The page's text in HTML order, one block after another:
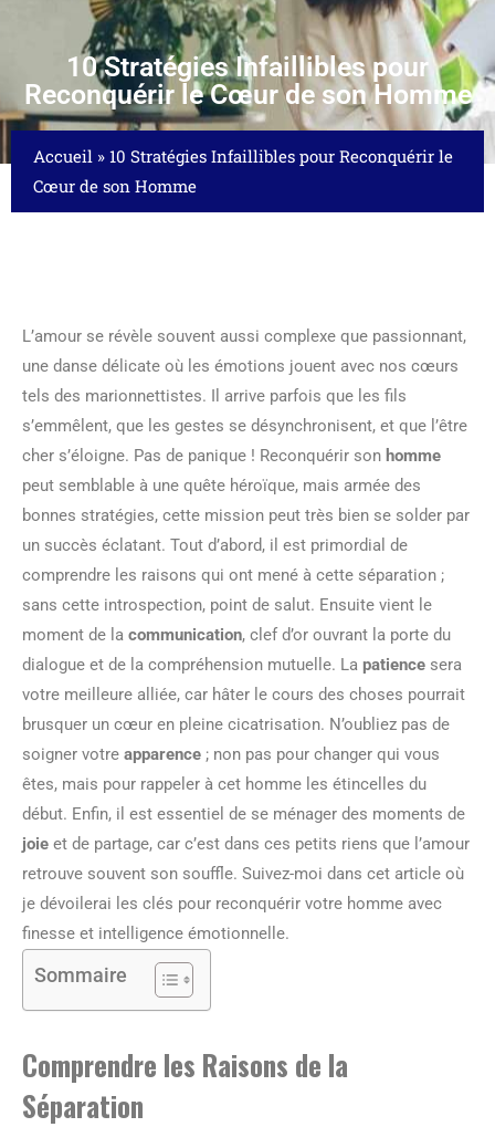
10 Stratégies Infaillibles pour
Reconquérir le Cœur de son Homme
Accueil » 10 Stratégies Infaillibles pour Reconquérir le
Cœur de son Homme
L’amour se révèle souvent aussi complexe que passionnant,
une danse délicate où les émotions jouent avec nos cœurs
tels des marionnettistes. Il arrive parfois que les fils
s’emmêlent, que les gestes se désynchronisent, et que l’être
cher s’éloigne. Pas de panique ! Reconquérir son homme
peut semblable à une quête héroïque, mais armée des
bonnes stratégies, cette mission peut très bien se solder par
un succès éclatant. Tout d’abord, il est primordial de
comprendre les raisons qui ont mené à cette séparation ;
sans cette introspection, point de salut. Ensuite vient le
moment de la communication, clef d’or ouvrant la porte du
dialogue et de la compréhension mutuelle. La patience sera
votre meilleure alliée, car hâter le cours des choses pourrait
brusquer un cœur en pleine cicatrisation. N’oubliez pas de
soigner votre apparence ; non pas pour changer qui vous
êtes, mais pour rappeler à cet homme les étincelles du
début. Enfin, il est essentiel de se ménager des moments de
joie et de partage, car c’est dans ces petits riens que l’amour
retrouve souvent son souffle. Suivez-moi dans cet article où
je dévoilerai les clés pour reconquérir votre homme avec
finesse et intelligence émotionnelle.
Sommaire
Comprendre les Raisons de la
Séparation